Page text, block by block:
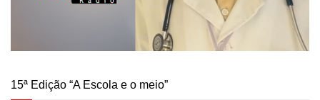
15ª Edição “A Escola e o meio”